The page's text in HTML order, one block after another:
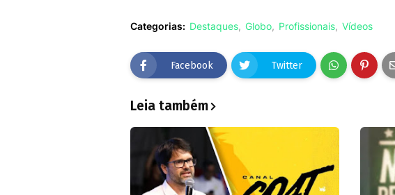
Categorias: Destaques Globo Profissionais Vídeos
Facebook Twitter
Leia também